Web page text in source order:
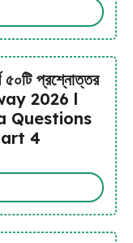
৫০টি প্রশ্নোত্তর
2026 l
Questions
4